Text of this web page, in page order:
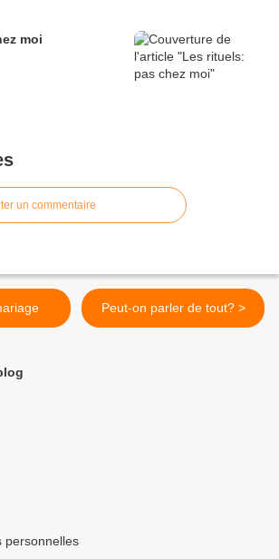
moi
un commentaire
Peut-on parler de tout? >
personnelles